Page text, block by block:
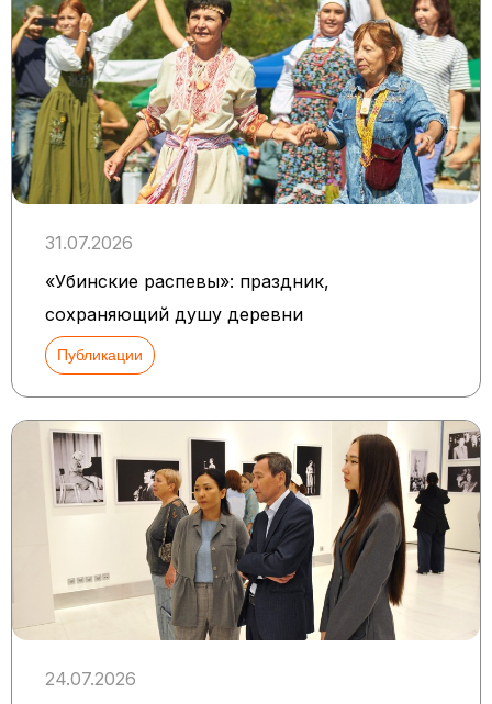
31.07.2026
«Убинские распевы»: праздник,
сохраняющий душу деревни
Публикации
24.07.2026